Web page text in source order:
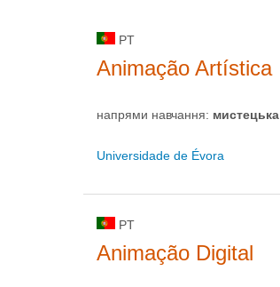
PT
Animação Artística
напрями навчання: мистецькa
Universidade de Évora
PT
Animação Digital